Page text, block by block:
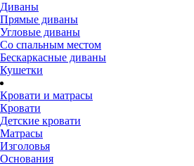
Диваны
Прямые диваны
Угловые диваны
Со спальным местом
Бескаркасные диваны
Кушетки
Кровати и матрасы
Кровати
Детские кровати
Матрасы
Изголовья
Основания